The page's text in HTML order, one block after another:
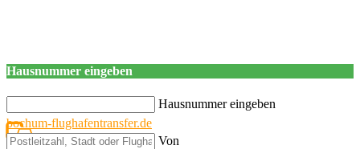
Hausnummer eingeben
Hausnummer eingeben
bochum-flughafentransfer.de
Von